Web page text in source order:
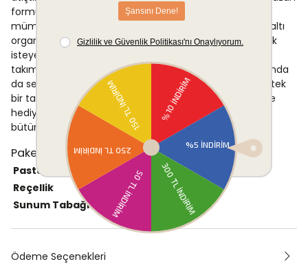
formu sayesinde birden fazla ürünü yan yana sunmak
mümkün olur. Misafir davetlerinde ve hafta sonu kahvaltı
organizasyonlarında masaya estetik bir düzen getirmek
isteyenler için pratik ve görsel açıdan zengin bir sofra
takımıdır. Brunch organizasyonları ve özel gün sofralarında
da setdeki parçaların çeşitliliği, farklı servis ihtiyaçlarını tek
bir takımla karşılama imkânı sunar. Ayrıca özel günlerde
hediye amacıyla da tercih edilebilecek bir sunum
bütünlüğüne ve kutu içeriğine sahiptir.
Paket İçeriği
Pasta Tabağı 4 adet
19 cm
Reçellik
10 cm
Sunum Tabağı 2 adet
Ödeme Seçenekleri